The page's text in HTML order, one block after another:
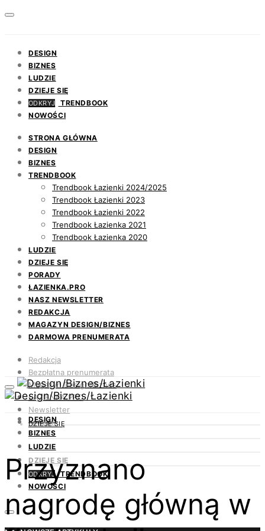
DESIGN
BIZNES
LUDZIE
DZIEJE SIĘ
ODKRYJ
TRENDBOOK
NOWOŚCI
STRONA GŁÓWNA
DESIGN
BIZNES
TRENDBOOK
Trendbook Łazienki 2024/2025
Trendbook Łazienki 2023
Trendbook Łazienki 2022
Trendbook Łazienka 2021
Trendbook Łazienka 2020
LUDZIE
DZIEJE SIĘ
PORADY
ŁAZIENKA.PRO
NASZ NEWSLETTER
REDAKCJA
MAGAZYN DESIGN/BIZNES
DARMOWA PRENUMERATA
Redakcja
Bezpłatna prenumerata
Magazyn Design/Biznes
ŁAZIENKA.PRO
Newsletter
Kontakt
DESIGN
BIZNES
LUDZIE
DZIEJE SIĘ
ODKRYJ TRENDBOOK
NOWOŚCI
DZIEJE SIĘ
Przyznano
nagrodę główną w